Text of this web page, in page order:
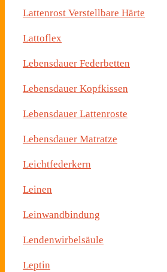
Lattenrost Verstellbare Härte
Lattoflex
Lebensdauer Federbetten
Lebensdauer Kopfkissen
Lebensdauer Lattenroste
Lebensdauer Matratze
Leichtfederkern
Leinen
Leinwandbindung
Lendenwirbelsäule
Leptin